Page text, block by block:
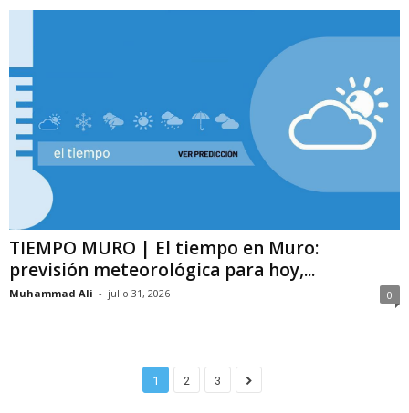
TIEMPO MURO | El tiempo en Muro:
previsión meteorológica para hoy,...
Muhammad Ali - julio 31, 2026 0
1 2 3